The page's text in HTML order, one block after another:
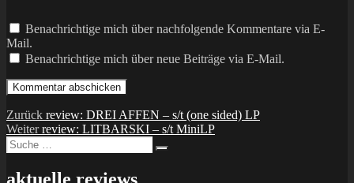
Benachrichtige mich über nachfolgende Kommentare via E-
Mail.
Benachrichtige mich über neue Beiträge via E-Mail.
Beitragsnavigation
Zurück Vorheriger
Beitrag:
review: DREI AFFEN – s/t (one sided) LP
Weiter Nächster
review: LITBARSKI – s/t MiniLP
Suche
nach: